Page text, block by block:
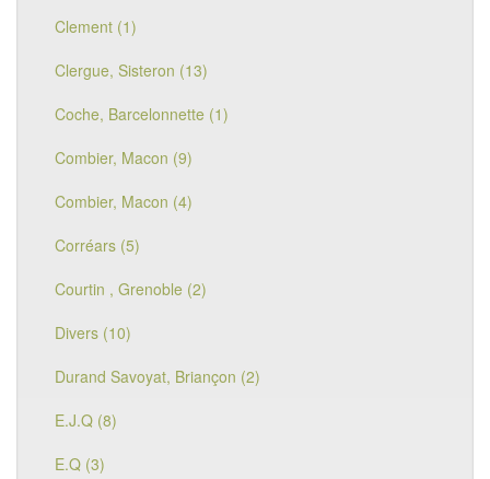
Clement (1)
Clergue, Sisteron (13)
Coche, Barcelonnette (1)
Combier, Macon (9)
Combier, Macon (4)
Corréars (5)
Courtin , Grenoble (2)
Divers (10)
Durand Savoyat, Briançon (2)
E.J.Q (8)
E.Q (3)